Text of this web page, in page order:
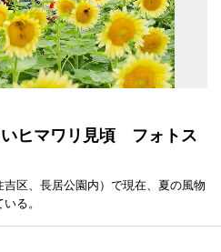
ヒマワリ見頃 フォトス
区、長居公園内）で現在、夏の風物
る。